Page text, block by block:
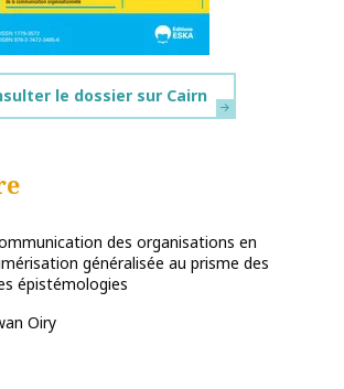
le dossier sur Cairn
des organisations en
généralisée au prisme des
épistémologies
Oiry